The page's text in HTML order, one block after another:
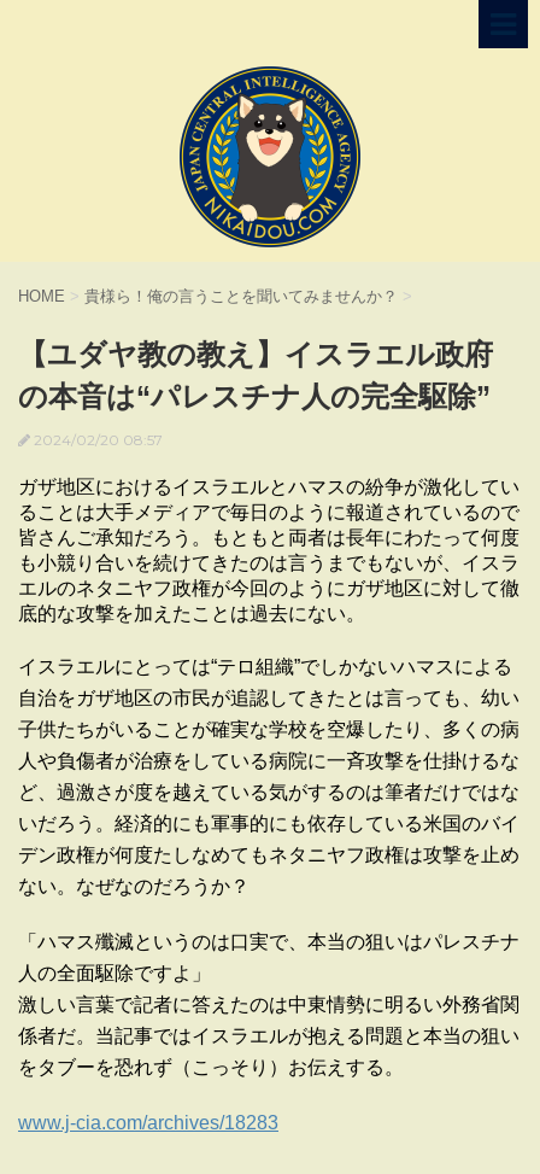
HOME > 貴様ら！俺の言うことを聞いてみませんか？ >
【ユダヤ教の教え】イスラエル政府
の本音は“パレスチナ人の完全駆除”
2024/02/20 08:57
ガザ地区におけるイスラエルとハマスの紛争が激化してい
ることは大手メディアで毎日のように報道されているので
皆さんご承知だろう。もともと両者は長年にわたって何度
も小競り合いを続けてきたのは言うまでもないが、イスラ
エルのネタニヤフ政権が今回のようにガザ地区に対して徹
底的な攻撃を加えたことは過去にない。
イスラエルにとっては“テロ組織”でしかないハマスによる
自治をガザ地区の市民が追認してきたとは言っても、幼い
子供たちがいることが確実な学校を空爆したり、多くの病
人や負傷者が治療をしている病院に一斉攻撃を仕掛けるな
ど、過激さが度を越えている気がするのは筆者だけではな
いだろう。経済的にも軍事的にも依存している米国のバイ
デン政権が何度たしなめてもネタニヤフ政権は攻撃を止め
ない。なぜなのだろうか？
「ハマス殲滅というのは口実で、本当の狙いはパレスチナ
人の全面駆除ですよ」
激しい言葉で記者に答えたのは中東情勢に明るい外務省関
係者だ。当記事ではイスラエルが抱える問題と本当の狙い
をタブーを恐れず（こっそり）お伝えする。
www.j-cia.com/archives/18283